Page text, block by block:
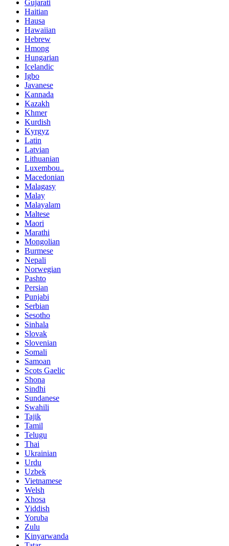
Gujarati
Haitian
Hausa
Hawaiian
Hebrew
Hmong
Hungarian
Icelandic
Igbo
Javanese
Kannada
Kazakh
Khmer
Kurdish
Kyrgyz
Latin
Latvian
Lithuanian
Luxembou..
Macedonian
Malagasy
Malay
Malayalam
Maltese
Maori
Marathi
Mongolian
Burmese
Nepali
Norwegian
Pashto
Persian
Punjabi
Serbian
Sesotho
Sinhala
Slovak
Slovenian
Somali
Samoan
Scots Gaelic
Shona
Sindhi
Sundanese
Swahili
Tajik
Tamil
Telugu
Thai
Ukrainian
Urdu
Uzbek
Vietnamese
Welsh
Xhosa
Yiddish
Yoruba
Zulu
Kinyarwanda